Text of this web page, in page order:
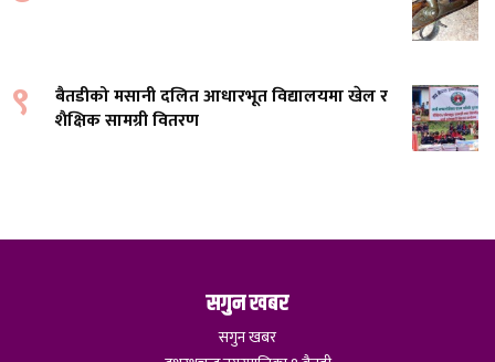
९
बैतडीको मसानी दलित आधारभूत विद्यालयमा खेल र
शैक्षिक सामग्री वितरण
सगुन खबर
सगुन खबर